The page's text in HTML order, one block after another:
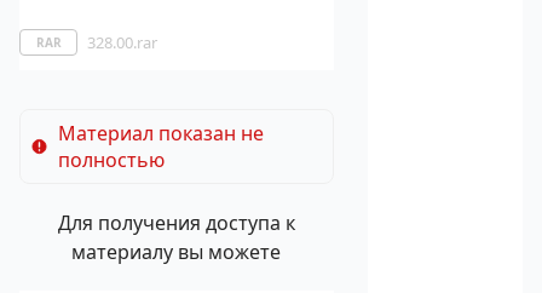
RAR 328.00.rar
Материал показан не
полностью
Для получения доступа к
материалу вы можете